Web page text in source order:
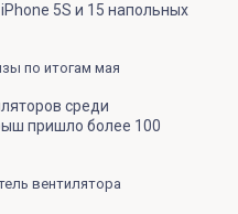
5S и 15 напольных
по итогам мая
среди
пришло более 100
вентилятора